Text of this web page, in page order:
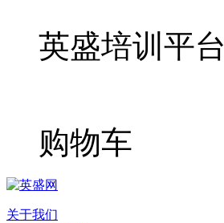
英盛培训平台
购物车
关于我们